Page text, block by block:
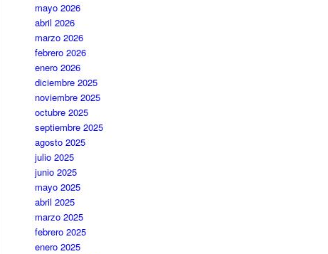
mayo 2026
abril 2026
marzo 2026
febrero 2026
enero 2026
diciembre 2025
noviembre 2025
octubre 2025
septiembre 2025
agosto 2025
julio 2025
junio 2025
mayo 2025
abril 2025
marzo 2025
febrero 2025
enero 2025